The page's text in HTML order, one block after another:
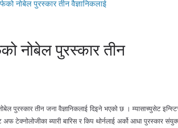
नोबेल पुरस्कार तीन
पुरस्कार तीन जना वैज्ञानिकलाई दिइने भएको छ । म्यासाच्युसेट
टेक्नोलोजीका ब्यारी बारिस र किप थोर्नलाई अर्को आधा पुरस्कार